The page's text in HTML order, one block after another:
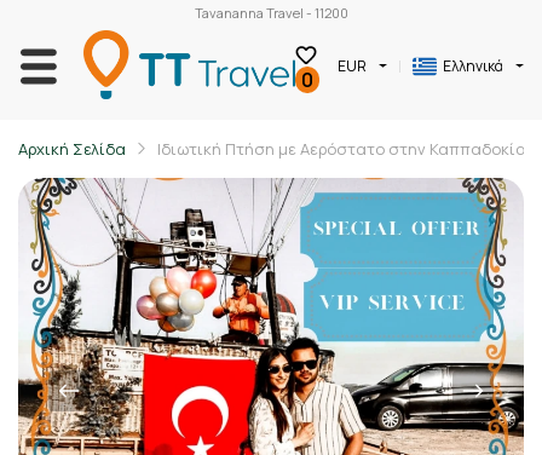
Tavananna Travel - 11200
0 EUR Ελληνικά
Αρχική Σελίδα Ιδιωτική Πτήση με Αερόστατο στην Καππαδοκία